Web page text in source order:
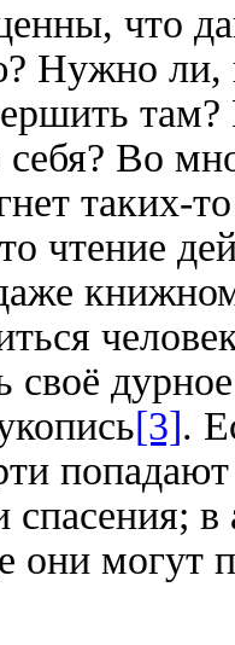
что
Нужно ли,
Во
таких-
чтение
[3].
попадают
спасения;
они могут